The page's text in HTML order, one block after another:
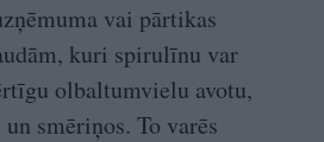
vai pārtikas
kuri spirulīnu var
olbaltumvielu avotu,
smēriņos. To varēs